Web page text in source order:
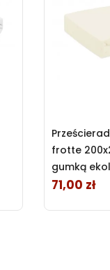
frotte
gumką
Cena
71,00 zł